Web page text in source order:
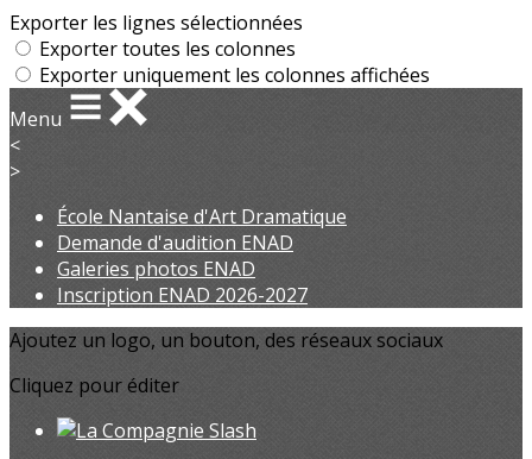
Exporter les lignes sélectionnées
Exporter toutes les colonnes
Exporter uniquement les colonnes affichées
Menu
<
>
École Nantaise d'Art Dramatique
Demande d'audition ENAD
Galeries photos ENAD
Inscription ENAD 2026-2027
Ajoutez un logo, un bouton, des réseaux sociaux
Cliquez pour éditer